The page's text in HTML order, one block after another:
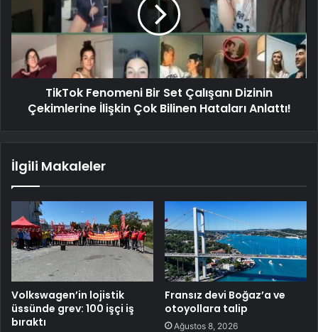
TikTok Fenomeni Bir Set Çalışanı Dizinin
Çekimlerine İlişkin Çok Bilinen Hataları Anlattı!
İlgili Makaleler
Volkswagen’in lojistik
üssünde grev: 100 işçi iş
bıraktı
Fransız devi Boğaz’a ve
otoyollara talip
Ağustos 8, 2026